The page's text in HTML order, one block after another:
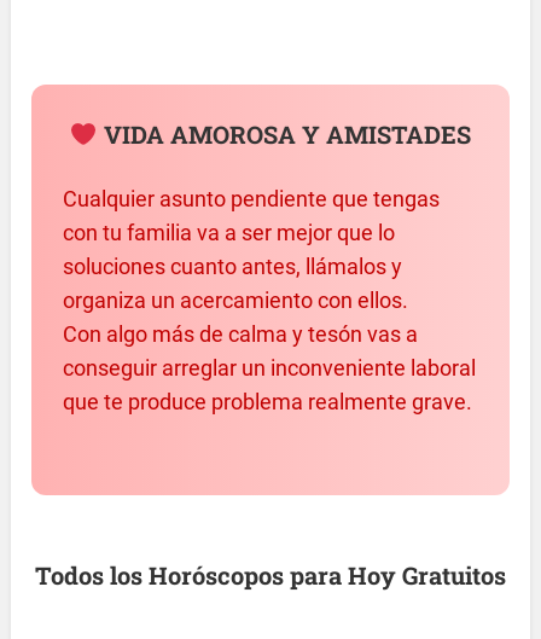
VIDA AMOROSA Y AMISTADES
Cualquier asunto pendiente que tengas
con tu familia va a ser mejor que lo
soluciones cuanto antes, llámalos y
organiza un acercamiento con ellos.
Con algo más de calma y tesón vas a
conseguir arreglar un inconveniente laboral
que te produce problema realmente grave.
Todos los Horóscopos para Hoy Gratuitos